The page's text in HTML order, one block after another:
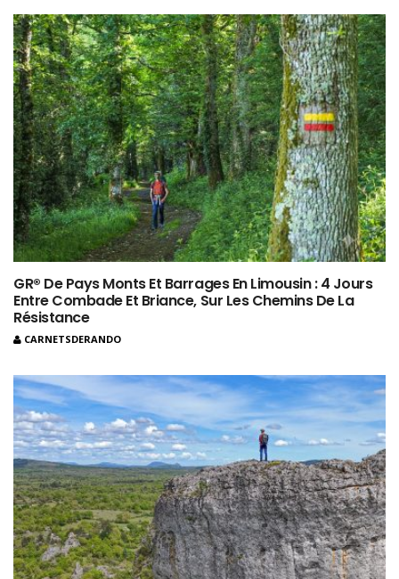
GR® De Pays Monts Et Barrages En Limousin : 4 Jours
Entre Combade Et Briance, Sur Les Chemins De La
Résistance
CARNETSDERANDO